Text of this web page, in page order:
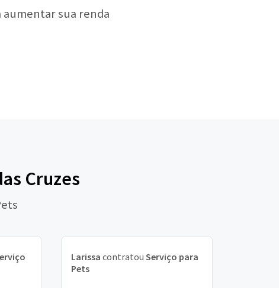
aumentar sua renda
Cruzes
Larissa contratou Serviço para
Pets